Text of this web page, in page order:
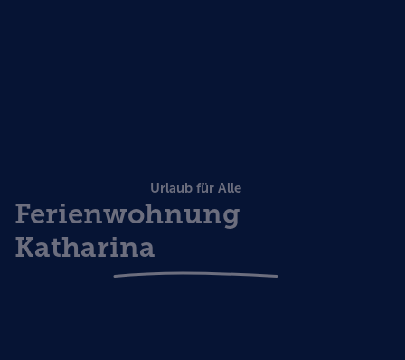
Urlaub für Alle
Ferienwohnung
Katharina